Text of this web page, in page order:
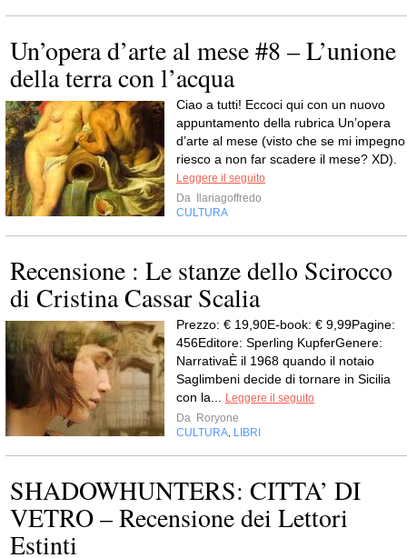
Un’opera d’arte al mese #8 – L’unione
della terra con l’acqua
Ciao a tutti! Eccoci qui con un nuovo
appuntamento della rubrica Un’opera
d’arte al mese (visto che se mi impegno
riesco a non far scadere il mese? XD).
Leggere il seguito
Da
Ilariagoffredo
CULTURA
Recensione : Le stanze dello Scirocco
di Cristina Cassar Scalia
Prezzo: € 19,90E-book: € 9,99Pagine:
456Editore: Sperling KupferGenere:
NarrativaÈ il 1968 quando il notaio
Saglimbeni decide di tornare in Sicilia
con la...
Leggere il seguito
Da Roryone
CULTURA LIBRI
SHADOWHUNTERS: CITTA’ DI
VETRO – Recensione dei Lettori
Estinti